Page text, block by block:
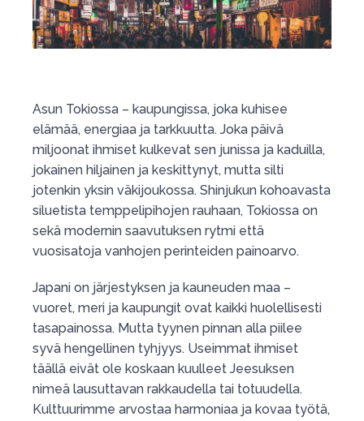
Asun Tokiossa – kaupungissa, joka kuhisee
elämää, energiaa ja tarkkuutta. Joka päivä
miljoonat ihmiset kulkevat sen junissa ja kaduilla,
jokainen hiljainen ja keskittynyt, mutta silti
jotenkin yksin väkijoukossa. Shinjukun kohoavasta
siluetista temppelipihojen rauhaan, Tokiossa on
sekä modernin saavutuksen rytmi että
vuosisatoja vanhojen perinteiden painoarvo.
Japani on järjestyksen ja kauneuden maa –
vuoret, meri ja kaupungit ovat kaikki huolellisesti
tasapainossa. Mutta tyynen pinnan alla piilee
syvä hengellinen tyhjyys. Useimmat ihmiset
täällä eivät ole koskaan kuulleet Jeesuksen
nimeä lausuttavan rakkaudella tai totuudella.
Kulttuurimme arvostaa harmoniaa ja kovaa työtä,